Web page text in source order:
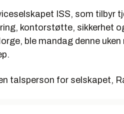
ISS, som tilbyr
kontorstøtte, sikkerhet
ble mandag denne
talsperson for selskapet,